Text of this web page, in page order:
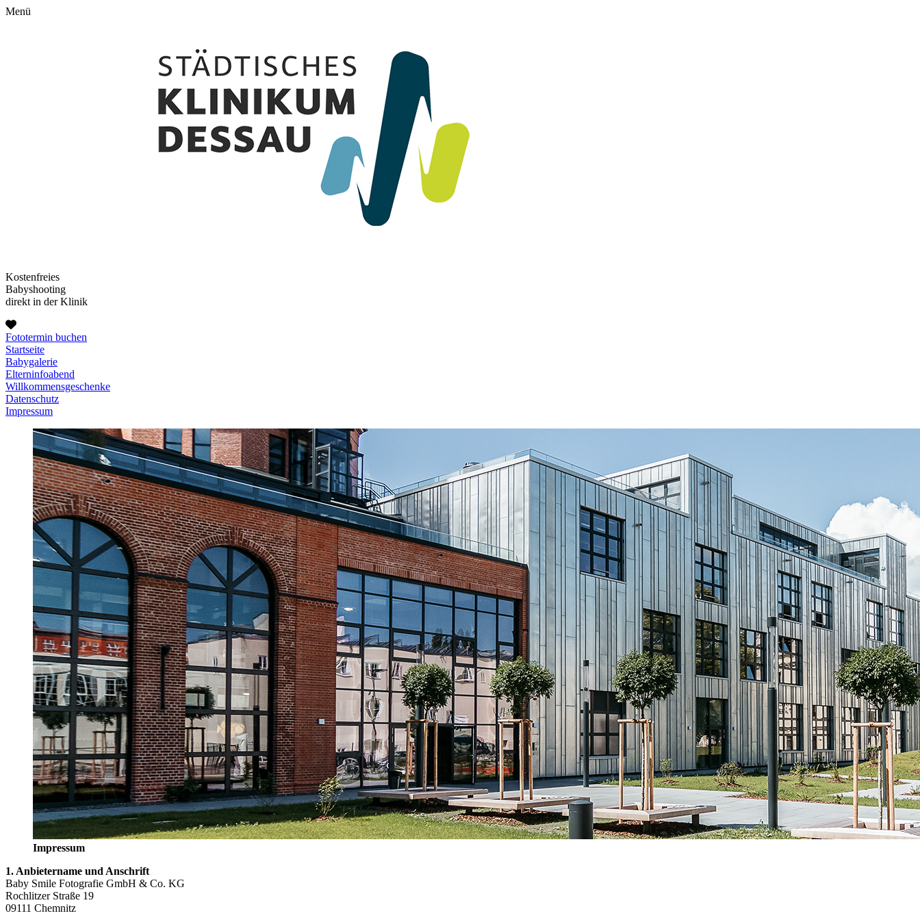
Menü
Kostenfreies
Babyshooting
direkt in der Klinik
Fototermin buchen
Startseite
Babygalerie
Elterninfoabend
Willkommensgeschenke
Datenschutz
Impressum
Impressum
1. Anbietername und Anschrift
Baby Smile Fotografie GmbH & Co. KG
Rochlitzer Straße 19
09111 Chemnitz